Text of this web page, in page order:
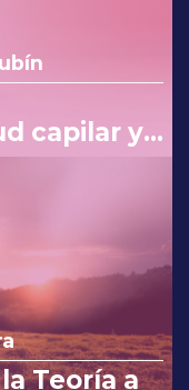
capilar y
Teoría a